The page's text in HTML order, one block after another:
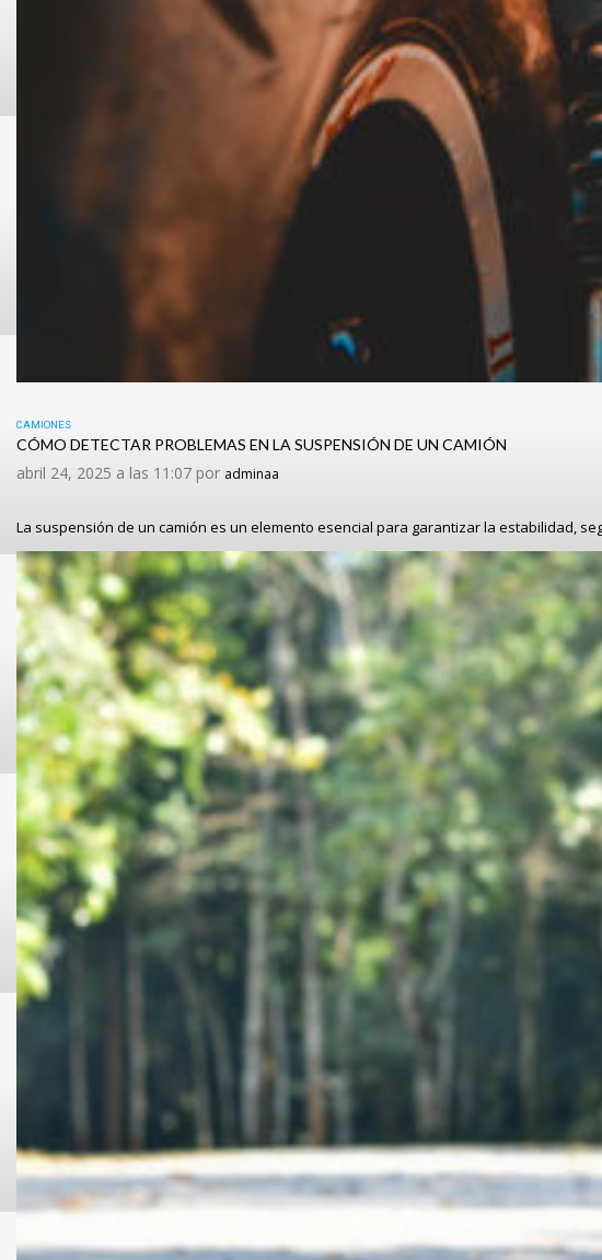
CAMIONES
CÓMO DETECTAR PROBLEMAS EN LA SUSPENSIÓN DE UN CAMIÓN
abril 24, 2025 a las 11:07 por adminaa
La suspensión de un camión es un elemento esencial para garantizar la estabilidad,